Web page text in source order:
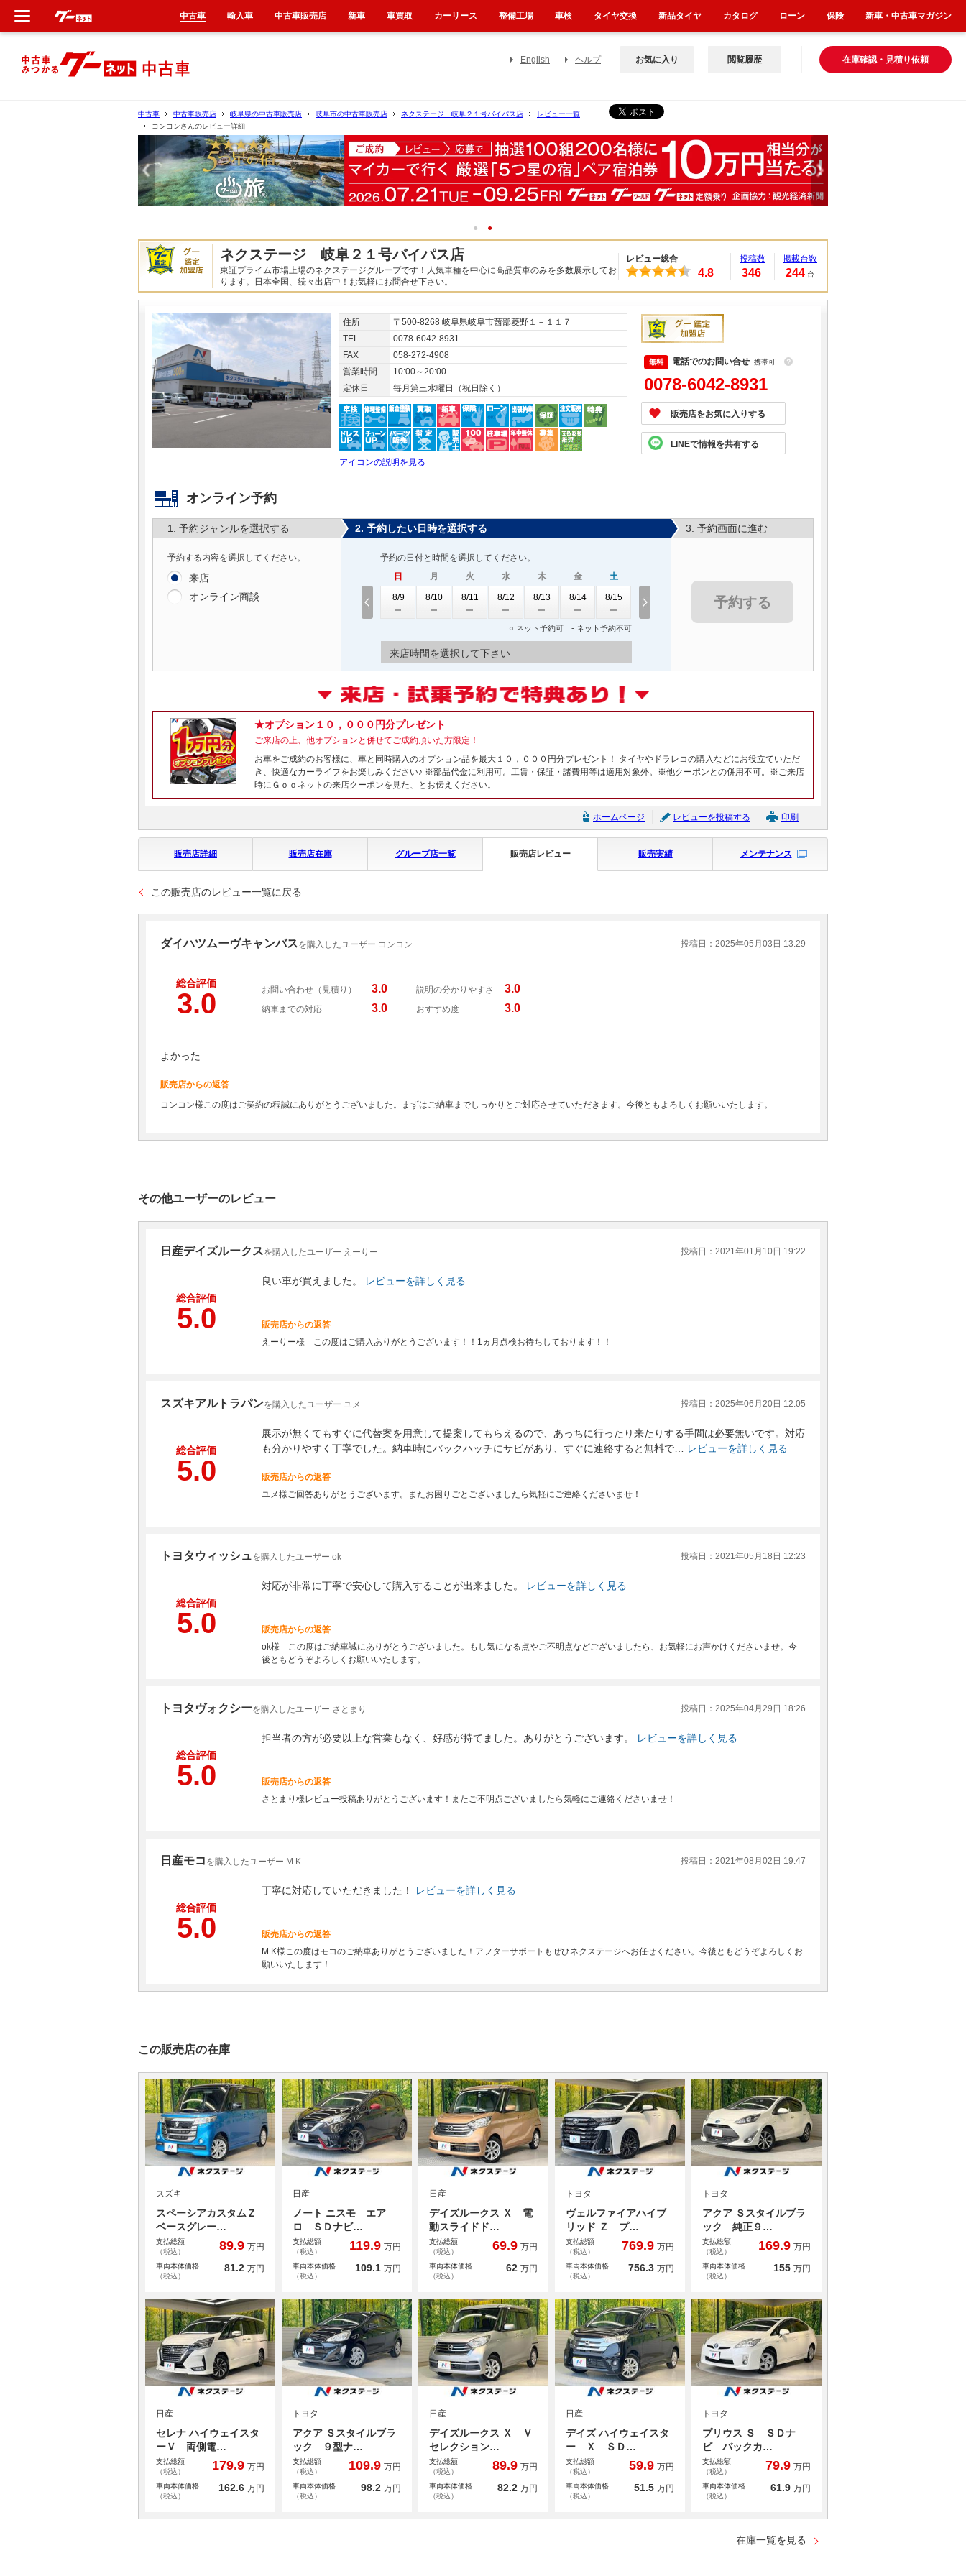
English ヘルプ 在庫確認・見積り依頼
お気に入り 閲覧履歴
中古車 中古車販売店 岐阜県の中古車販売店 岐阜市の中古車販売店 ネクステージ 岐阜２１号バイパス店
レビュー一覧
コンコンさんのレビュー詳細
ネクステージ 岐阜２１号バイパス店
東証プライム市場上場のネクステージグループです！人気車種を中心に高品質車のみを多数展示してお
ります。日本全国、続々出店中！お気軽にお問合せ下さい。
レビュー総合
4.8
投稿数
346
掲載台数
244 台
住所
〒500-8268 岐阜県岐阜市茜部菱野１－１１７
TEL
0078-6042-8931
FAX
058-272-4908
営業時間
10:00～20:00
定休日
毎月第三水曜日（祝日除く）
アイコンの説明を見る
電話でのお問い合せ 携帯可 ？
0078-6042-8931
販売店をお気に入りする
LINEで情報を共有する
オンライン予約
1. 予約ジャンルを選択する
予約する内容を選択してください。
来店
オンライン商談
2. 予約したい日時を選択する
予約の日付と時間を選択してください。
日
8/9
月
8/10
火
8/11
水
8/12
木
8/13
金
8/14
土
8/15
○ ネット予約可 - ネット予約不可
来店時間を選択して下さい
3. 予約画面に進む
予約する
★オプション１０，０００円分プレゼント
ご来店の上、他オプションと併せてご成約頂いた方限定！
お車をご成約のお客様に、車と同時購入のオプション品を最大１０，０００円分プレゼント！ タイヤやドラレコの購入などにお役立ていただ
き、快適なカーライフをお楽しみください♪ ※部品代金に利用可。工賃・保証・諸費用等は適用対象外。※他クーポンとの併用不可。※ご来店
時にＧｏｏネットの来店クーポンを見た、とお伝えください。
ホームページ レビューを投稿する 印刷
販売店詳細 販売店在庫 グループ店一覧 販売店レビュー 販売実績 メンテナンス
この販売店のレビュー一覧に戻る
ダイハツムーヴキャンバスを購入したユーザー コンコン 投稿日：2025年05月03日 13:29
総合評価
3.0 お問い合わせ（見積り） 3.0 説明の分かりやすさ 3.0
納車までの対応 3.0 おすすめ度 3.0
よかった
販売店からの返答
コンコン様この度はご契約の程誠にありがとうございました。まずはご納車までしっかりとご対応させていただきます。今後ともよろしくお願いいたします。
その他ユーザーのレビュー
日産デイズルークスを購入したユーザー えーりー 投稿日：2021年01月10日 19:22
総合評価
5.0
良い車が買えました。 レビューを詳しく見る
販売店からの返答
えーりー様 この度はご購入ありがとうございます！！1ヵ月点検お待ちしております！！
スズキアルトラパンを購入したユーザー ユメ 投稿日：2025年06月20日 12:05
総合評価
5.0
展示が無くてもすぐに代替案を用意して提案してもらえるので、あっちに行ったり来たりする手間は必要無いです。対応
も分かりやすく丁寧でした。納車時にバックハッチにサビがあり、すぐに連絡すると無料で…
レビューを詳しく見る
販売店からの返答
ユメ様ご回答ありがとうございます。またお困りごとございましたら気軽にご連絡くださいませ！
トヨタウィッシュを購入したユーザー ok 投稿日：2021年05月18日 12:23
総合評価
5.0
対応が非常に丁寧で安心して購入することが出来ました。 レビューを詳しく見る
販売店からの返答
ok様 この度はご納車誠にありがとうございました。もし気になる点やご不明点などございましたら、お気軽にお声かけくださいませ。今
後ともどうぞよろしくお願いいたします。
トヨタヴォクシーを購入したユーザー さとまり 投稿日：2025年04月29日 18:26
総合評価
5.0
担当者の方が必要以上な営業もなく、好感が持てました。ありがとうございます。 レビューを詳しく見る
販売店からの返答
さとまり様レビュー投稿ありがとうございます！またご不明点ございましたら気軽にご連絡くださいませ！
日産モコ を購入したユーザー M.K 投稿日：2021年08月02日 19:47
総合評価
5.0
丁寧に対応していただきました！ レビューを詳しく見る
販売店からの返答
M.K様この度はモコのご納車ありがとうございました！アフターサポートもぜひネクステージへお任せください。今後ともどうぞよろしくお
願いいたします！
この販売店の在庫
スズキ
スペーシアカスタムＺ
ベースグレー…
支払総額
（税込）
89.9 万円
車両本体価格
（税込）
81.2 万円
日産
ノート ニスモ エア
ロ ＳＤナビ…
支払総額
（税込）
119.9 万円
車両本体価格
（税込）
109.1 万円
日産
デイズルークス Ｘ 電
動スライドド…
支払総額
（税込）
69.9 万円
車両本体価格
（税込）
62 万円
トヨタ
ヴェルファイアハイブ
リッド Ｚ プ…
支払総額
（税込）
769.9 万円
車両本体価格
（税込）
756.3 万円
トヨタ
アクア Ｓスタイルブラ
ック 純正９…
支払総額
（税込）
169.9 万円
車両本体価格
（税込）
155 万円
日産
セレナ ハイウェイスタ
ーＶ 両側電…
支払総額
（税込）
179.9 万円
車両本体価格
（税込）
162.6 万円
トヨタ
アクア Ｓスタイルブラ
ック ９型ナ…
支払総額
（税込）
109.9 万円
車両本体価格
（税込）
98.2 万円
日産
デイズルークス Ｘ Ｖ
セレクション…
支払総額
（税込）
89.9 万円
車両本体価格
（税込）
82.2 万円
日産
デイズ ハイウェイスタ
ー Ｘ ＳＤ…
支払総額
（税込）
59.9 万円
車両本体価格
（税込）
51.5 万円
トヨタ
プリウス Ｓ ＳＤナ
ビ バックカ…
支払総額
（税込）
79.9 万円
車両本体価格
（税込）
61.9 万円
在庫一覧を見る
中古車 輸入車 中古車販売店 新車 車買取 カーリース 整備工場 車検 タイヤ交換 新品タイヤ カタログ ローン 保険 新車・中古車マガジン
新車